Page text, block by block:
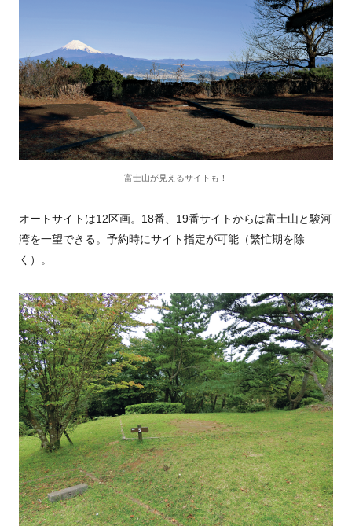
富士山が見えるサイトも！
オートサイトは12区画。18番、19番サイトからは富士山と駿河
湾を一望できる。予約時にサイト指定が可能（繁忙期を除
く）。